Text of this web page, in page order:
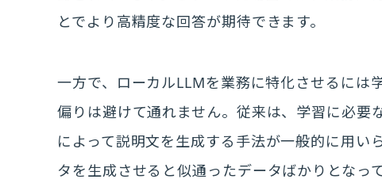
とでより高精度な回答が期待できます。
一方で、ローカルLLMを業務に特化させるには
偏りは避けて通れません。従来は、学習に必要
によって説明文を生成する手法が一般的に用い
タを生成させると似通ったデータばかりとなっ